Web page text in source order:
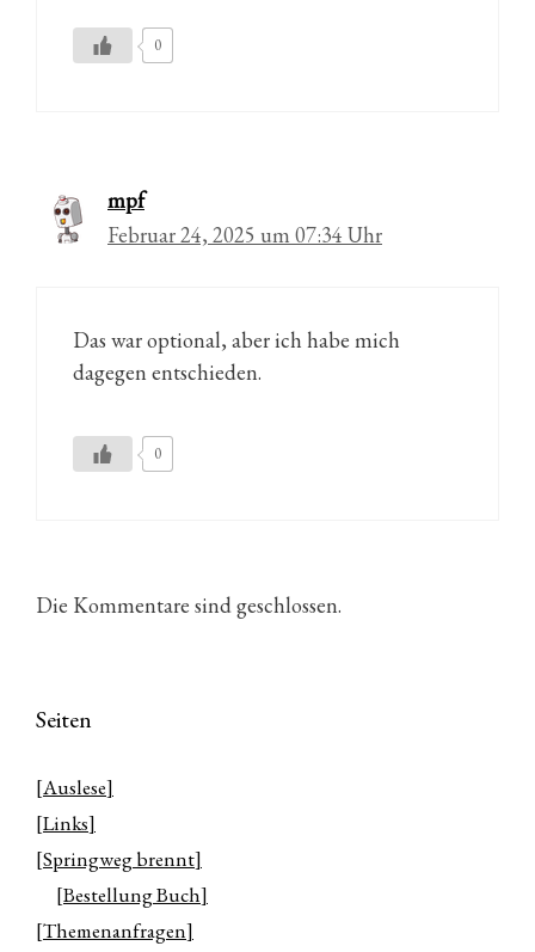
0
mpf
Februar 24, 2025 um 07:34 Uhr
Das war optional, aber ich habe mich
dagegen entschieden.
0
Die Kommentare sind geschlossen.
Seiten
[Auslese]
[Links]
[Springweg brennt]
[Bestellung Buch]
[Themenanfragen]